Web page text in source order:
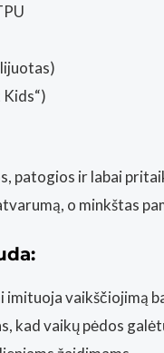
patogios ir labai
o minkštas
vaikščiojimą
kad vaikų pėdos